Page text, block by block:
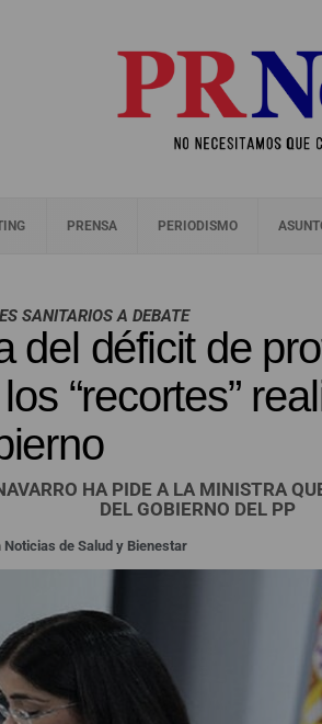
PRENSA PERIODISMO
SANITARIOS A DEBATE
del déficit de
“recortes”
HA PIDE A LA MINISTRA
DEL GOBIERNO DEL PP
Noticias de Salud y Bienestar